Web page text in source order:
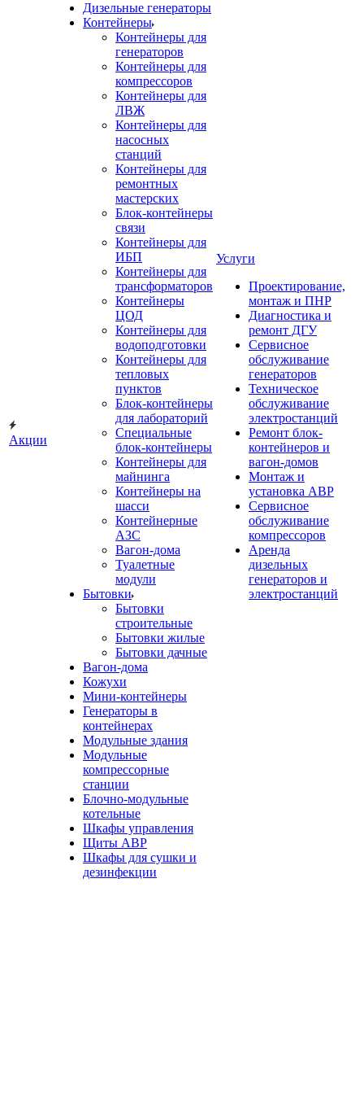
Акции
Дизельные генераторы
Контейнеры
Контейнеры для
генераторов
Контейнеры для
компрессоров
Контейнеры для
ЛВЖ
Контейнеры для
насосных
станций
Контейнеры для
ремонтных
мастерских
Блок-контейнеры
связи
Контейнеры для
ИБП
Контейнеры для
трансформаторов
Контейнеры
ЦОД
Контейнеры для
водоподготовки
Контейнеры для
тепловых
пунктов
Блок-контейнеры
для лабораторий
Специальные
блок-контейнеры
Контейнеры для
майнинга
Контейнеры на
шасси
Контейнерные
АЗС
Вагон-дома
Туалетные
модули
Бытовки
Бытовки
строительные
Бытовки жилые
Бытовки дачные
Вагон-дома
Кожухи
Мини-контейнеры
Генераторы в
контейнерах
Модульные здания
Модульные
компрессорные
станции
Блочно-модульные
котельные
Шкафы управления
Щиты АВР
Шкафы для сушки и
дезинфекции
Услуги
Проектирование,
монтаж и ПНР
Диагностика и
ремонт ДГУ
Сервисное
обслуживание
генераторов
Техническое
обслуживание
электростанций
Ремонт блок-
контейнеров и
вагон-домов
Монтаж и
установка АВР
Сервисное
обслуживание
компрессоров
Аренда
дизельных
генераторов и
электростанций